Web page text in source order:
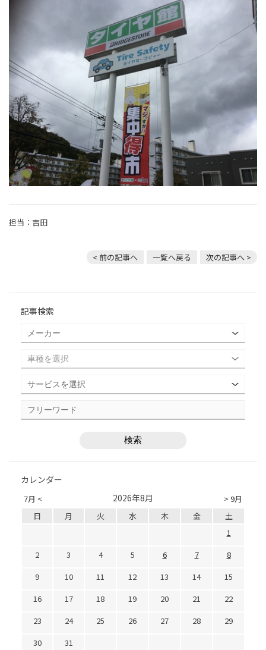
担当：吉田
< 前の記事へ 一覧へ戻る 次の記事へ >
記事検索
カレンダー
7月 < > 9月
2026年8月
日 月 火 水 木 金
土
1
2
3 4 5 6 7
8
9
10 11 12 13 14
15
16
17 18 19 20 21
22
23
24 25 26 27 28
29
30
31